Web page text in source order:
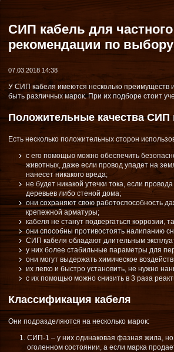
СИП кабель для
рекомендации по выбору
07.03.2018 14:38
У СИП кабеля имеются несколько преимуществ
быть различных марок. При их подборе стоит
Положительные качества СИП
Есть несколько положительных сторон
с его помощью можно обеспечить
животных, даже если провод упадет на
нанесет никакого вреда;
не будет никакой утечки тока, если
деревьев либо стеной дома;
они сохраняют свою работоспособность
крепежной арматуры;
кабеля не станут подвергаться коррозии,
они способны противостоять налипанию
СИП кабеля обладают длительным
у них более стабильные параметры для
они могут выдержать химическое
их легко и быстро установить, не нужно
с их помощью можно снизить в 3 раза
Классификация кабеля
Они подразделяются на несколько марок:
СИП-1 – у них одинаковая фазная жила, но
оголенном состоянии, а если марка